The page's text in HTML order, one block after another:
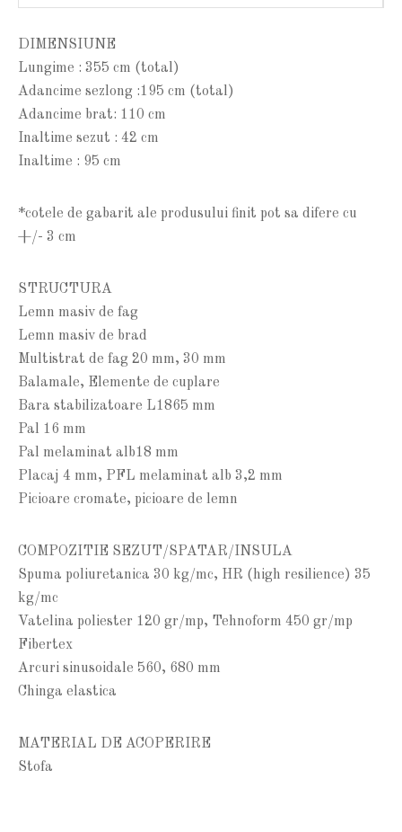
DIMENSIUNE
Lungime : 355 cm (total)
Adancime sezlong :195 cm (total)
Adancime brat: 110 cm
Inaltime sezut : 42 cm
Inaltime : 95 cm
*cotele de gabarit ale produsului finit pot sa difere cu
+/- 3 cm
STRUCTURA
Lemn masiv de fag
Lemn masiv de brad
Multistrat de fag 20 mm, 30 mm
Balamale, Elemente de cuplare
Bara stabilizatoare L1865 mm
Pal 16 mm
Pal melaminat alb18 mm
Placaj 4 mm, PFL melaminat alb 3,2 mm
Picioare cromate, picioare de lemn
COMPOZITIE SEZUT/SPATAR/INSULA
Spuma poliuretanica 30 kg/mc, HR (high resilience) 35
kg/mc
Vatelina poliester 120 gr/mp, Tehnoform 450 gr/mp
Fibertex
Arcuri sinusoidale 560, 680 mm
Chinga elastica
MATERIAL DE ACOPERIRE
Stofa